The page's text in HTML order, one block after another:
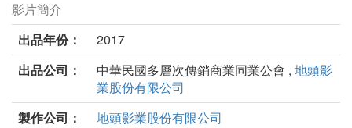
地圖的盡頭劇照
影片簡介
出品年份：
2017
出品公司：
中華民國多層次傳銷商業同業公會 , 地頭影
業股份有限公司
製作公司：
地頭影業股份有限公司